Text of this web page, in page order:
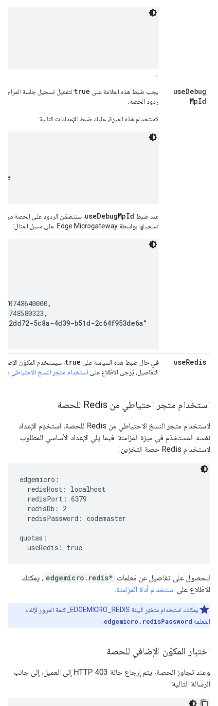
useDebug
MpId
يجب ضبط هذه العلامة على true لتفعيل تسجيل جلسة
ردود الحصة.
لاستخدام هذه الميزة، عليك ضبط الإعدادات التالية:
عند ضبط useDebugMpId
تسجيلها بواسطة Edge Microgateway. على سبيل المثال:
5c8a-4d39-b51d-2c64f953de6a"
useRedis في حال ضبط هذه السياسة على true
التفاصيل، يُرجى الاطّلاع على استخدام متجر النسخ الاحتياطي من Redis لتحديد الحصة
استخدام متجر احتياطي من Redis للحصة
لاستخدام متجر النسخ الاحتياطي من Redis للحصة، استخدِم الإعداد
نفسه المستخدَم في ميزة المزامنة. فيما يلي الإعداد الأساسي المطلوب
لاستخدام Redis حصة التخزين:
edgemicro:
  redisHost: localhost
  redisPort: 6379
  redisDb: 2
  redisPassword: codemaster
quotas:
للحصول على تفاصيل عن مَعلمات edgemicro.redis* ، يمكنك
الاطّلاع على استخدام أداة المزامنة.
يمكنك استخدام متغيّر البيئة EDGEMICRO_REDIS_كلمة المرور لإلغاء
المعلمة edgemicro.redisPassword
اختبار المكوّن الإضافي للحصة
وعند تجاوز الحصة، يتم إرجاع حالة HTTP 403 إلى العميل، إلى جانب
الرسالة التالية: